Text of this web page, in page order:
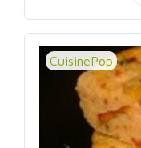
CuisinePop